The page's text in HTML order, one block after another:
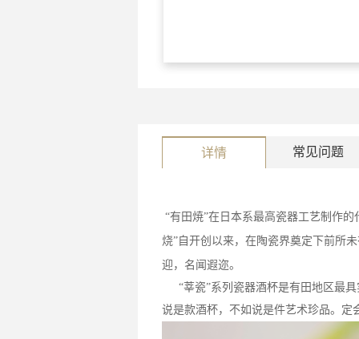
详情 常见问题
“有田焼”在日本系最高瓷器工艺制作的
烧”自开创以来，在陶瓷界奠定下前所
迎，名闻遐迩。
“莘瓷”系列瓷器酒杯是有田地区最
说是款酒杯，不如说是件艺术珍品。定